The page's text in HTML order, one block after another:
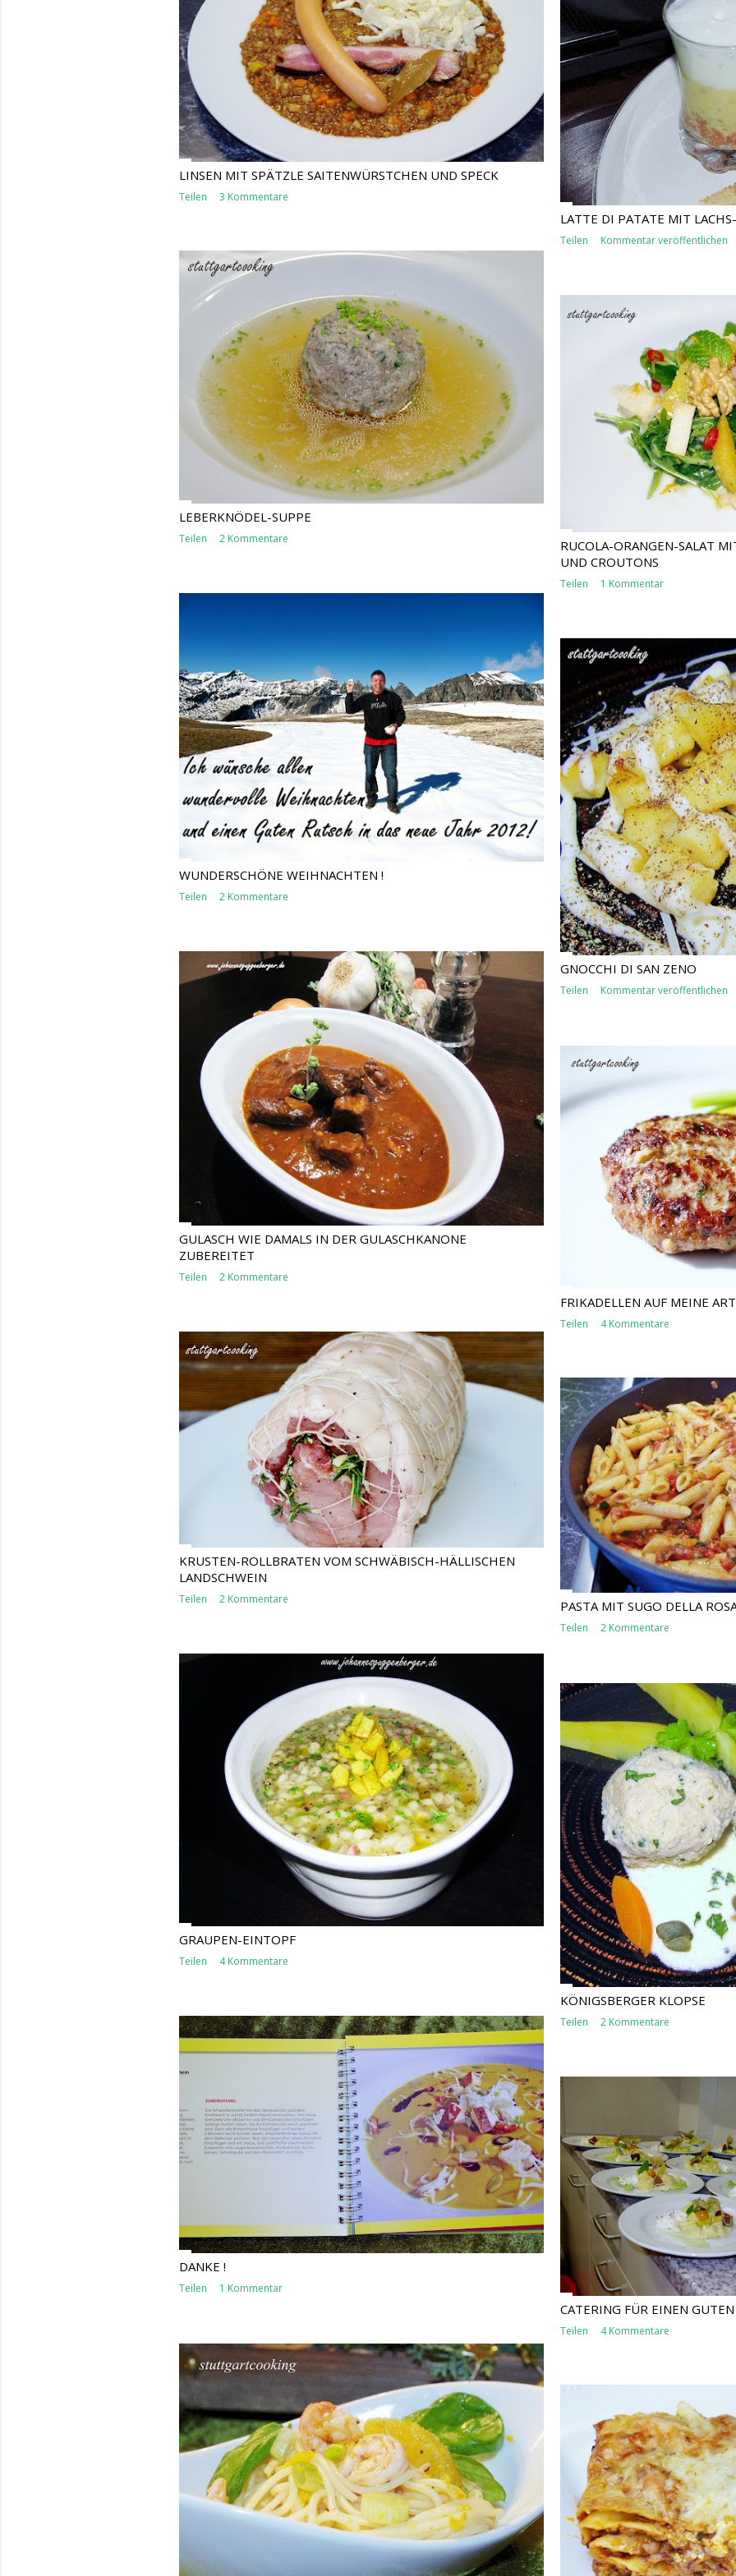
s
LINSEN MIT SPÄTZLE SAITENWÜRSTCHEN UND SPECK
Teilen 3 Kommentare
LATTE DI PATATE MIT
Teilen Kommentar veröffentlichen
LEBERKNÖDEL-SUPPE
Teilen 2 Kommentare
RUCOLA-ORANGEN-SALAT
UND CROUTONS
Teilen 1 Kommentar
WUNDERSCHÖNE WEIHNACHTEN !
Teilen 2 Kommentare
GNOCCHI DI SAN ZENO
Teilen Kommentar veröffentlichen
GULASCH WIE DAMALS IN DER GULASCHKANONE
ZUBEREITET
Teilen 2 Kommentare
FRIKADELLEN AUF MEINE ART
Teilen 4 Kommentare
KRUSTEN-ROLLBRATEN VOM SCHWÄBISCH-HÄLLISCHEN
LANDSCHWEIN
Teilen 2 Kommentare PASTA MIT SUGO DELLA
Teilen 2 Kommentare
GRAUPEN-EINTOPF
Teilen 4 Kommentare
KÖNIGSBERGER KLOPSE
Teilen 2 Kommentare
DANKE !
Teilen 1 Kommentar
CATERING FÜR EINEN
Teilen 4 Kommentare